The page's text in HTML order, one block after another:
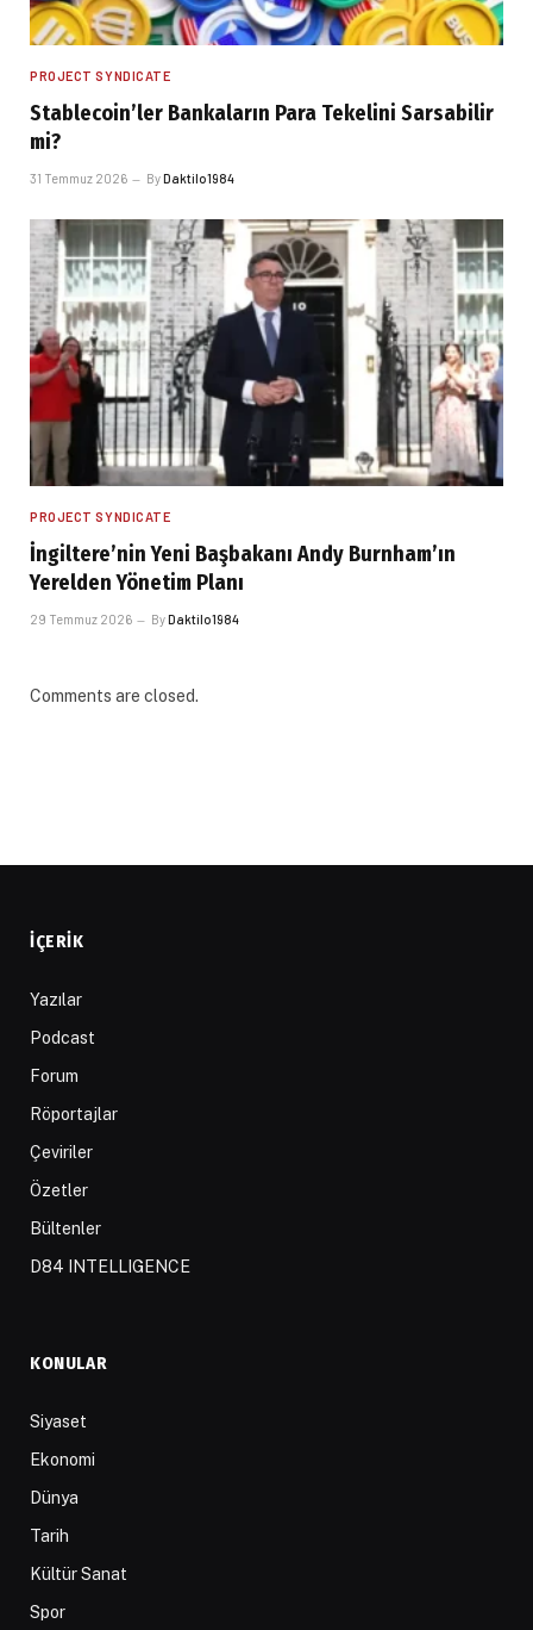
PROJECT SYNDICATE
Stablecoin’ler Bankaların Para Tekelini Sarsabilir
mi?
31 Temmuz 2026 ByDaktilo1984
PROJECT SYNDICATE
İngiltere’nin Yeni Başbakanı Andy Burnham’ın
Yerelden Yönetim Planı
29 Temmuz 2026 ByDaktilo1984
Comments are closed.
İÇERIK
Yazılar
Podcast
Forum
Röportajlar
Çeviriler
Özetler
Bültenler
D84 INTELLIGENCE
KONULAR
Siyaset
Ekonomi
Dünya
Tarih
Kültür Sanat
Spor